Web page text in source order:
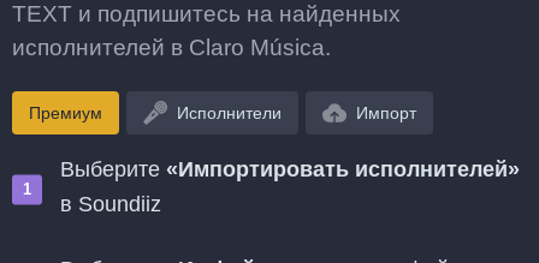
TEXT и подпишитесь на найденных
исполнителей в Claro Música.
Премиум Исполнители Импорт
Выберите «Импортировать исполнителей»
в Soundiiz